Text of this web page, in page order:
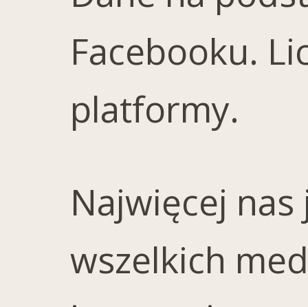
Facebooku.
platformy.
Najwięcej
wszelkich